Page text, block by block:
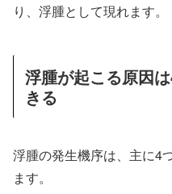
り、浮腫として現れます。
浮腫が起こる原因
きる
浮腫の発生機序は、主に4
ます。